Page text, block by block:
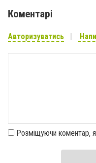
Коментарі
Авторизуватись
Розміщуючи коментар,